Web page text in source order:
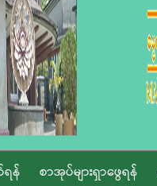
န် စာအုပ်များရှာဖွေရန်